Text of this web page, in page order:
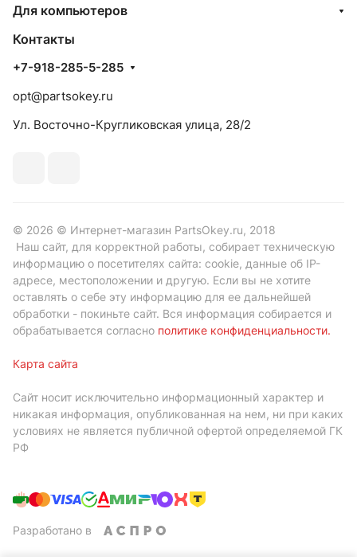
Для компьютеров
Контакты
+7-918-285-5-285
opt@partsokey.ru
Ул. Восточно-Кругликовская улица, 28/2
© 2026 © Интернет-магазин PartsOkey.ru, 2018
Наш сайт, для корректной работы, собирает техническую
информацию о посетителях сайта: cookie, данные об IP-
адресе, местоположении и другую. Если вы не хотите
оставлять о себе эту информацию для ее дальнейшей
обработки - покиньте сайт. Вся информация собирается и
обрабатывается согласно политике конфиденциальности.
Карта сайта
Сайт носит исключительно информационный характер и
никакая информация, опубликованная на нем, ни при каких
условиях не является публичной офертой определяемой ГК
РФ
Разработано в